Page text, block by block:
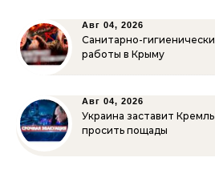
Авг 04, 2026
Санитарно-
работы в Крыму
Авг 04, 2026
Украина заставит Кремль
просить пощады